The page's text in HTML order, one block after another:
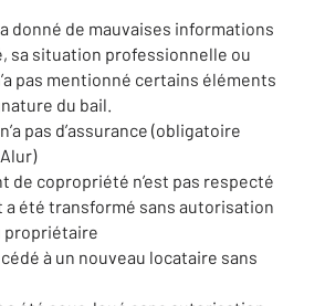
donné de mauvaises informations
sa situation professionnelle ou
pas mentionné certains éléments
du bail.
pas d’assurance (obligatoire
de copropriété n’est pas respecté
a été transformé sans autorisation
propriétaire
à un nouveau locataire sans